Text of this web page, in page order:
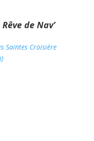
de Nav’
Saintes Croisière